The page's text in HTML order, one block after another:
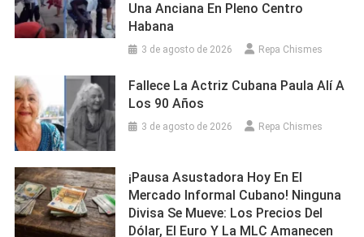
Una Anciana En Pleno Centro
Habana
3 de agosto de 2026 Repa Chismes
Fallece La Actriz Cubana Paula Alí A
Los 90 Años
3 de agosto de 2026 Repa Chismes
¡Pausa Asustadora Hoy En El
Mercado Informal Cubano! Ninguna
Divisa Se Mueve: Los Precios Del
Dólar, El Euro Y La MLC Amanecen